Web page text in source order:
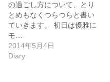
の過ごし方について、とり
とめもなくつらつらと書い
ていきます。 初日は優雅に
モ…
2014年5月4日
Diary